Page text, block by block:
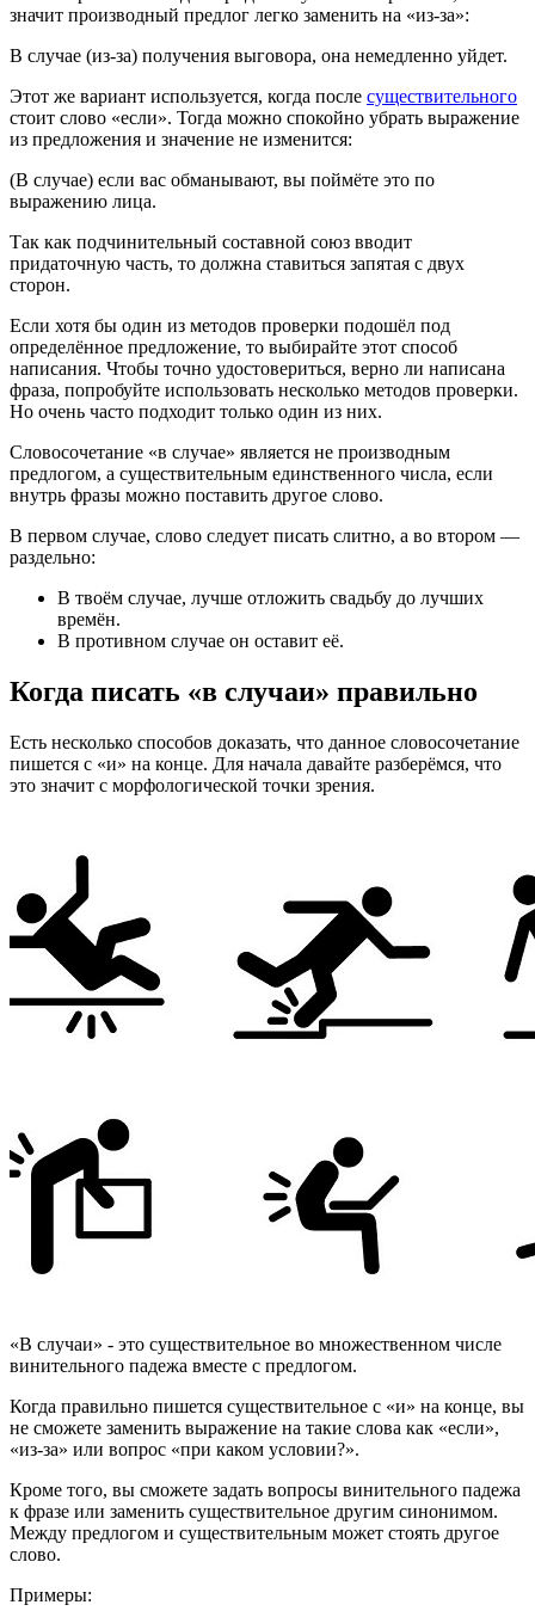
значит производный предлог легко заменить на «из-за»:
В случае (из-за) получения выговора, она немедленно уйдет.
Этот же вариант используется, когда после существительного
стоит слово «если». Тогда можно спокойно убрать выражение
из предложения и значение не изменится:
(В случае) если вас обманывают, вы поймёте это по
выражению лица.
Так как подчинительный составной союз вводит
придаточную часть, то должна ставиться запятая с двух
сторон.
Если хотя бы один из методов проверки подошёл под
определённое предложение, то выбирайте этот способ
написания. Чтобы точно удостовериться, верно ли написана
фраза, попробуйте использовать несколько методов проверки.
Но очень часто подходит только один из них.
Словосочетание «в случае» является не производным
предлогом, а существительным единственного числа, если
внутрь фразы можно поставить другое слово.
В первом случае, слово следует писать слитно, а во втором —
раздельно:
В твоём случае, лучше отложить свадьбу до лучших
времён.
В противном случае он оставит её.
Когда писать «в случаи» правильно
Есть несколько способов доказать, что данное словосочетание
пишется с «и» на конце. Для начала давайте разберёмся, что
это значит с морфологической точки зрения.
«В случаи» - это существительное во множественном числе
винительного падежа вместе с предлогом.
Когда правильно пишется существительное с «и» на конце, вы
не сможете заменить выражение на такие слова как «если»,
«из-за» или вопрос «при каком условии?».
Кроме того, вы сможете задать вопросы винительного падежа
к фразе или заменить существительное другим синонимом.
Между предлогом и существительным может стоять другое
слово.
Примеры: